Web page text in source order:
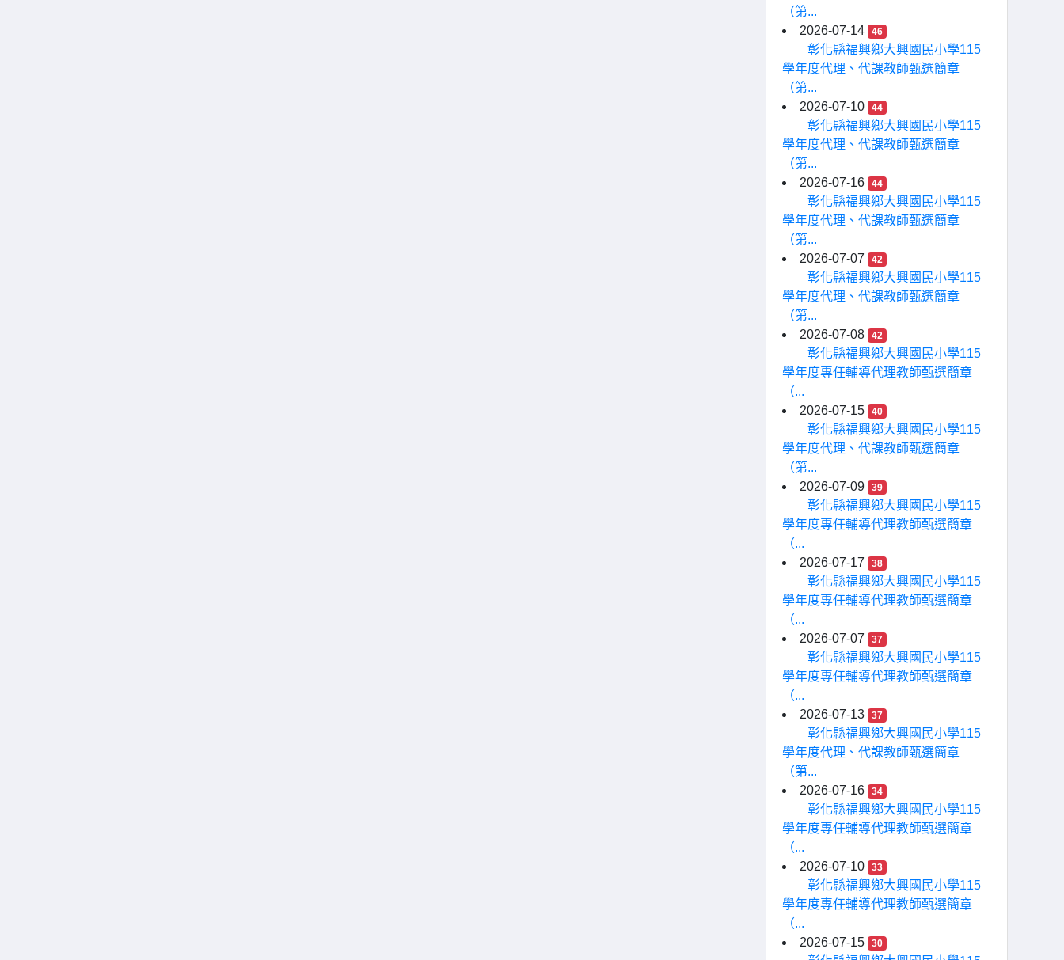
（第...
2026-07-14
46
彰化縣福興鄉大興國民小學115
學年度代理、代課教師甄選簡章
（第...
2026-07-10
44
彰化縣福興鄉大興國民小學115
學年度代理、代課教師甄選簡章
（第...
2026-07-16
44
彰化縣福興鄉大興國民小學115
學年度代理、代課教師甄選簡章
（第...
2026-07-07
42
彰化縣福興鄉大興國民小學115
學年度代理、代課教師甄選簡章
（第...
2026-07-08
42
彰化縣福興鄉大興國民小學115
學年度專任輔導代理教師甄選簡章
（...
2026-07-15
40
彰化縣福興鄉大興國民小學115
學年度代理、代課教師甄選簡章
（第...
2026-07-09
39
彰化縣福興鄉大興國民小學115
學年度專任輔導代理教師甄選簡章
（...
2026-07-17
38
彰化縣福興鄉大興國民小學115
學年度專任輔導代理教師甄選簡章
（...
2026-07-07
37
彰化縣福興鄉大興國民小學115
學年度專任輔導代理教師甄選簡章
（...
2026-07-13
37
彰化縣福興鄉大興國民小學115
學年度代理、代課教師甄選簡章
（第...
2026-07-16
34
彰化縣福興鄉大興國民小學115
學年度專任輔導代理教師甄選簡章
（...
2026-07-10
33
彰化縣福興鄉大興國民小學115
學年度專任輔導代理教師甄選簡章
（...
2026-07-15
30